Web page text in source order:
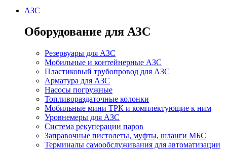
АЗС
Оборудование для АЗС
Резервуары для АЗС
Мобильные и контейнерные АЗС
Пластиковый трубопровод для АЗС
Арматура для АЗС
Насосы погружные
Топливораздаточные колонки
Мобильные мини ТРК и комплектующие к ним
Уровнемеры для АЗС
Система рекуперации паров
Заправочные пистолеты, муфты, шланги МБС
Терминалы самообслуживания для автоматизации